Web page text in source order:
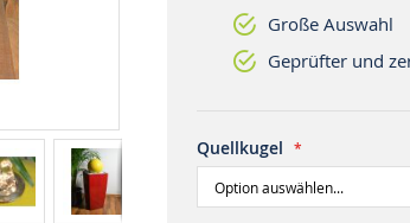
Große Auswahl
Geprüfter und
Quellkugel